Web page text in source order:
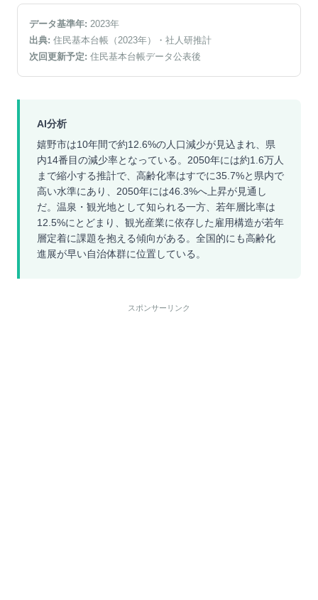
データ基準年: 2023年
出典: 住民基本台帳（2023年）
・社人研推計
次回更新予定: 住民基本台帳データ公表後
AI分析
嬉野市は10年間で約12.6%の人口減少が見込まれ、県
内14番目の減少率となっている。2050年には約1.6万人
まで縮小する推計で、高齢化率はすでに35.7%と県内で
高い水準にあり、2050年には46.3%へ上昇が見通し
だ。温泉・観光地として知られる一方、若年層比率は
12.5%にとどまり、観光産業に依存した雇用構造が若年
層定着に課題を抱える傾向がある。全国的にも高齢化
進展が早い自治体群に位置している。
スポンサーリンク